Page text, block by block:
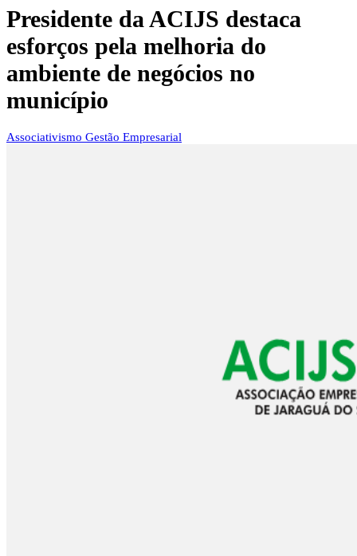
Presidente da ACIJS destaca
esforços pela melhoria do
ambiente de negócios no
município
Associativismo Gestão Empresarial